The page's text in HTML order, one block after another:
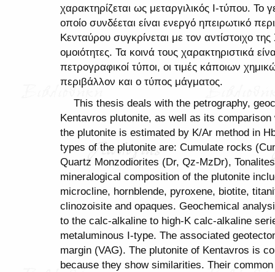
χαρακτηρίζεται ως μεταργιλικός I-τύπου. Το
οποίο συνδέεται είναι ενεργό ηπειρωτικό
Κενταύρου συγκρίνεται με τον αντίστοιχο
ομοιότητες. Τα κοινά τους χαρακτηριστικά
πετρογραφικοί τύποι, οι τιμές κάποιων
περιβάλλον και ο τύπος μάγματος.
This thesis deals with the petrography,
Kentavros plutonite, as well as its comparison
the plutonite is estimated by K/Ar method in
types of the plutonite are: Cumulate rocks
Quartz Monzodiorites (Dr, Qz-MzDr),
mineralogical composition of the plutonite
microcline, hornblende, pyroxene, biotite,
clinozoisite and opaques. Geochemical
to the calc-alkaline to high-K calc-alkaline
metaluminous I-type. The associated
margin (VAG). The plutonite of Kentavros is
because they show similarities. Their